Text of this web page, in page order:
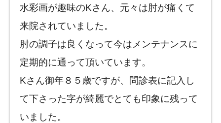
水彩画が趣味のKさん、元々は肘が痛くて
来院されていました。
肘の調子は良くなって今はメンテナンスに
定期的に通って頂いています。
Kさん御年８５歳ですが、問診表に記入し
て下さった字が綺麗でとても印象に残って
いました。